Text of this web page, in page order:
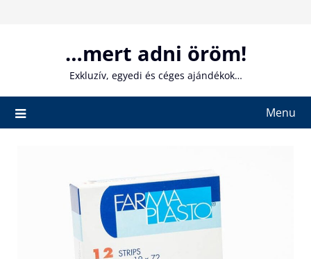
…mert adni öröm!
Exkluzív, egyedi és céges ajándékok…
Menu